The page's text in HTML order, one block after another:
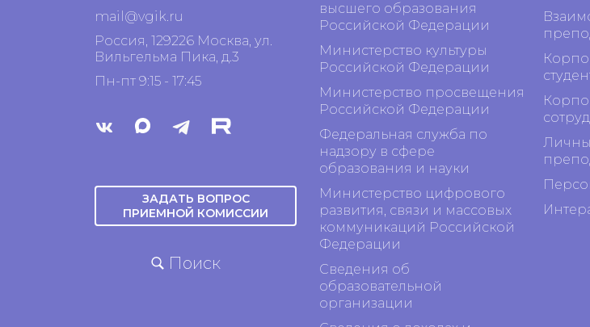
mail@vgik.ru
Россия, 129226 Москва, ул.
Вильгельма Пика, д.3
Пн-пт 9:15 - 17:45
ЗАДАТЬ ВОПРОС
ПРИЕМНОЙ КОМИССИИ
Поиск
высшего образования
Российской Федерации
Министерство культуры
Российской Федерации
Министерство просвещения
Российской Федерации
Федеральная служба по
надзору в сфере
образования и науки
Министерство цифрового
развития, связи и массовых
коммуникаций Российской
Федерации
Сведения об
образовательной
организации